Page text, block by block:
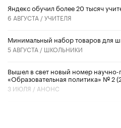
​Яндекс обучил более 20 тысяч
6 АВГУСТА /УЧИТЕЛЯ
Минимальный набор товаров для
5 АВГУСТА / ШКОЛЬНИКИ
Вышел в свет новый номер
«Образовательная политика» № 2
3 ИЮЛЯ / АНОНС